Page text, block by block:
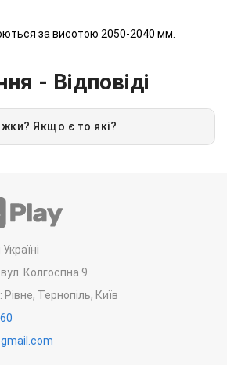
за висотою 2050-2040 мм.
- Відповіді
Якщо є то які?
Колгоспна 9
Тернопіль, Київ